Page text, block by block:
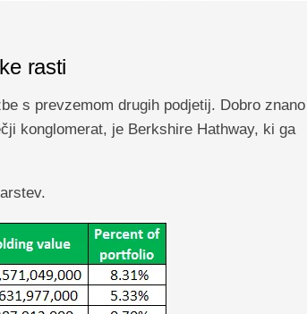
rasti
s prevzemom drugih podjetij. Dobro znano
konglomerat, je Berkshire Hathway, ki ga